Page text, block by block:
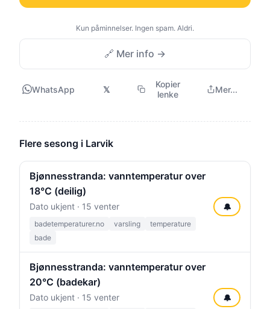
Kun påminnelser. Ingen spam. Aldri.
🔗 Mer info →
WhatsApp 𝕏
Kopier
lenke
Mer...
Flere sesong i Larvik
Bjønnesstranda: vanntemperatur over
18°C (deilig)
Dato ukjent · 15 venter
badetemperaturer.no varsling
temperature
bade
🔔
Bjønnesstranda: vanntemperatur over
20°C (badekar)
Dato ukjent · 15 venter 🔔